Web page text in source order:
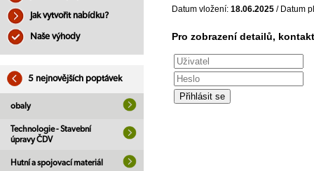
Jak vytvořit nabídku?
Naše výhody
5 nejnovějších poptávek
obaly
Technologie - Stavební
úpravy ČDV
Hutní a spojovací materiál
Datum vložení: 18.06.2025 / Datum
Pro zobrazení detailů,